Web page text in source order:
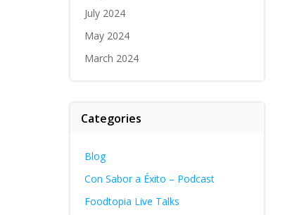
July 2024
May 2024
March 2024
Categories
Blog
Con Sabor a Éxito – Podcast
Foodtopia Live Talks